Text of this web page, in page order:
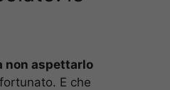
non aspettarlo
E che